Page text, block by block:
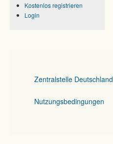
Kostenlos registrieren
Login
Zentralstelle Deutschland
Nutzungsbedingungen